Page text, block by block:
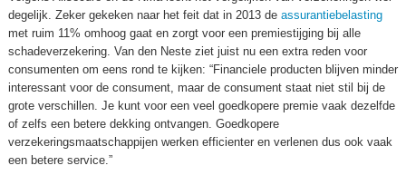
degelijk. Zeker gekeken naar het feit dat in 2013 de assurantiebelasting
met ruim 11% omhoog gaat en zorgt voor een premiestijging bij alle
schadeverzekering. Van den Neste ziet juist nu een extra reden voor
consumenten om eens rond te kijken: “Financiele producten blijven minder
interessant voor de consument, maar de consument staat niet stil bij de
grote verschillen. Je kunt voor een veel goedkopere premie vaak dezelfde
of zelfs een betere dekking ontvangen. Goedkopere
verzekeringsmaatschappijen werken efficienter en verlenen dus ook vaak
een betere service.”